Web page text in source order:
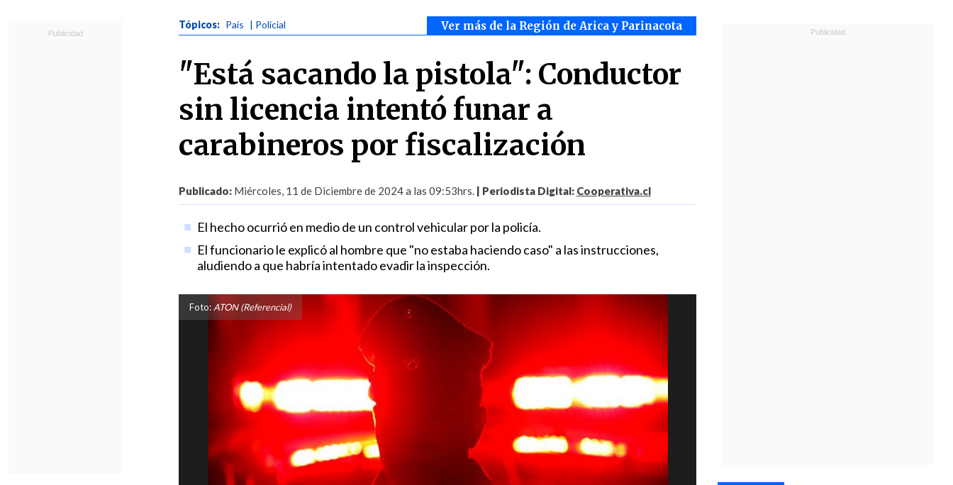
Ver más de la Región de Arica y Parinacota
Tópicos: País | Policial
"Está sacando la pistola": Conductor
sin licencia intentó funar a
carabineros por fiscalización
Publicado: Miércoles, 11 de Diciembre de 2024 a las 09:53hrs. | Periodista Digital: Cooperativa.cl
El hecho ocurrió en medio de un control vehicular por la policía.
El funcionario le explicó al hombre que "no estaba haciendo caso" a las instrucciones,
aludiendo a que habría intentado evadir la inspección.
Foto: ATON (Referencial)